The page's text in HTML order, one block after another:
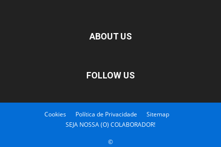
ABOUT US
FOLLOW US
Cookies Política de Privacidade
Sitemap
SEJA NOSSA (O) COLABORADOR!
©